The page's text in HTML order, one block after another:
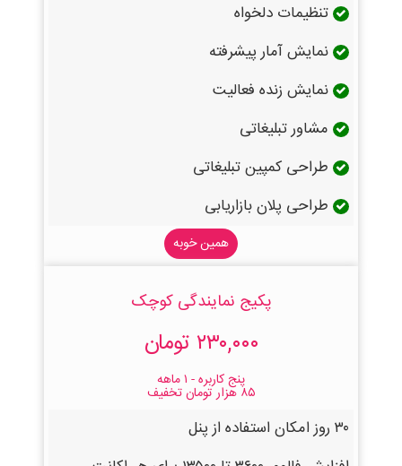
تنظیمات دلخواه
نمایش آمار پیشرفته
نمایش زنده فعالیت
مشاور تبلیغاتی
طراحی کمپین تبلیغاتی
طراحی پلان بازاریابی
همین خوبه
پکیج نمایندگی کوچک
۲۳۰,۰۰۰ تومان
پنج کاربره - ۱ ماهه
۸۵ هزار تومان تخفیف
۳۰ روز امکان استفاده از پنل